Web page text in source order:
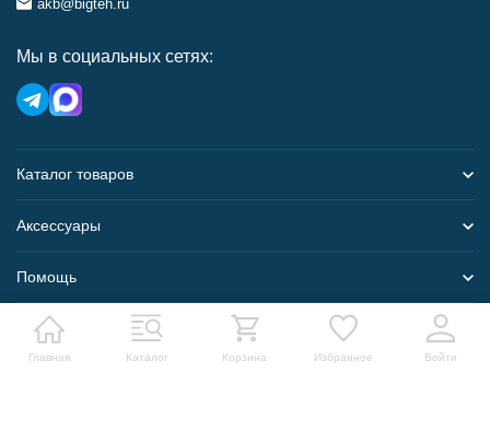
Главная Каталог Корзина Избранное Войти
akb@bigteh.ru
Мы в социальных сетях:
Каталог товаров
Аксессуары
Помощь
Карта сайта